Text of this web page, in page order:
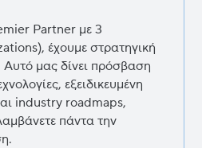
Partner με 3
έχουμε στρατηγική
μας δίνει πρόσβαση
εξειδικευμένη
industry roadmaps,
πάντα την